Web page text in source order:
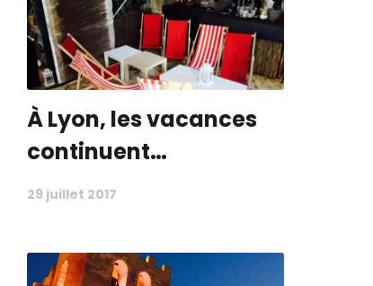
À Lyon, les vacances
continuent…
29 juillet 2017